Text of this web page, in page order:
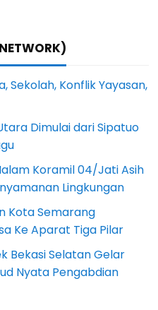
Sekolah, Konflik Yayasan,
Dimulai dari Sipatuo
Koramil 04/Jati Asih
Lingkungan
Kota Semarang
Ke Aparat Tiga Pilar
Bekasi Selatan Gelar
Nyata Pengabdian